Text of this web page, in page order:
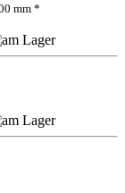
mm *